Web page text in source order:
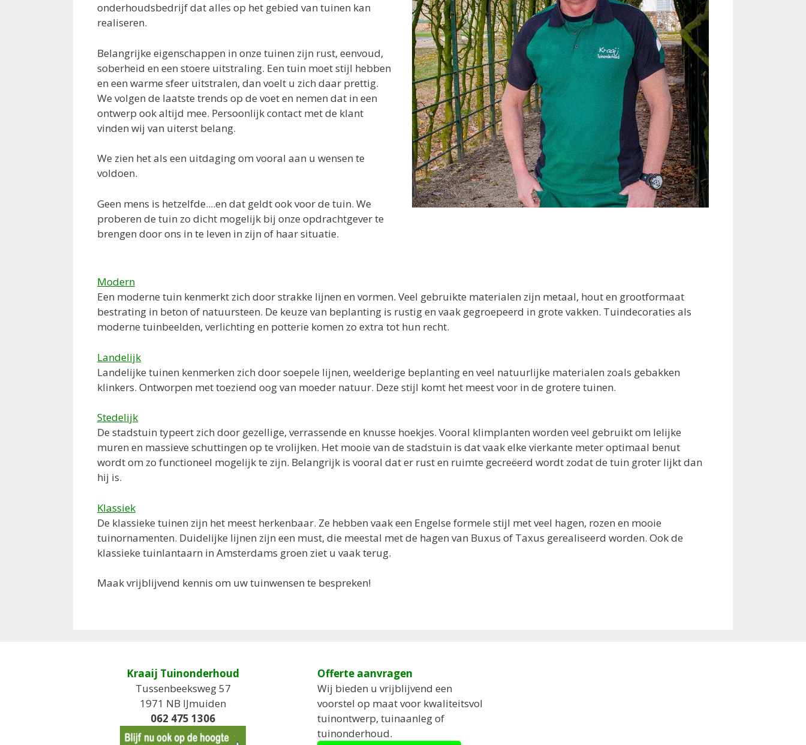
onderhoudsbedrijf dat alles op het gebied van tuinen kan
realiseren.
Belangrijke eigenschappen in onze tuinen zijn rust, eenvoud,
soberheid en een stoere uitstraling. Een tuin moet stijl hebben
en een warme sfeer uitstralen, dan voelt u zich daar prettig.
We volgen de laatste trends op de voet en nemen dat in een
ontwerp ook altijd mee. Persoonlijk contact met de klant
vinden wij van uiterst belang.
We zien het als een uitdaging om vooral aan u wensen te
voldoen.
Geen mens is hetzelfde....en dat geldt ook voor de tuin. We
proberen de tuin zo dicht mogelijk bij onze opdrachtgever te
brengen door ons in te leven in zijn of haar situatie.
Modern
Een moderne tuin kenmerkt zich door strakke lijnen en vormen. Veel gebruikte materialen zijn metaal, hout en grootformaat
bestrating in beton of natuursteen. De keuze van beplanting is rustig en vaak gegroepeerd in grote vakken. Tuindecoraties als
moderne tuinbeelden, verlichting en potterie komen zo extra tot hun recht.
Landelijk
Landelijke tuinen kenmerken zich door soepele lijnen, weelderige beplanting en veel natuurlijke materialen zoals gebakken
klinkers. Ontworpen met toeziend oog van moeder natuur. Deze stijl komt het meest voor in de grotere tuinen.
Stedelijk
De stadstuin typeert zich door gezellige, verrassende en knusse hoekjes. Vooral klimplanten worden veel gebruikt om lelijke
muren en massieve schuttingen op te vrolijken. Het mooie van de stadstuin is dat vaak elke vierkante meter optimaal benut
wordt om zo functioneel mogelijk te zijn. Belangrijk is vooral dat er rust en ruimte gecreëerd wordt zodat de tuin groter lijkt dan
hij is.
Klassiek
De klassieke tuinen zijn het meest herkenbaar. Ze hebben vaak een Engelse formele stijl met veel hagen, rozen en mooie
tuinornamenten. Duidelijke lijnen zijn een must, die meestal met de hagen van Buxus of Taxus gerealiseerd worden. Ook de
klassieke tuinlantaarn in Amsterdams groen ziet u vaak terug.
Maak vrijblijvend kennis om uw tuinwensen te bespreken!
Kraaij Tuinonderhoud
Tussenbeeksweg 57
1971 NB IJmuiden
062 475 1306
Offerte aanvragen
Wij bieden u vrijblijvend een
voorstel op maat voor kwaliteitsvol
tuinontwerp, tuinaanleg of
tuinonderhoud.